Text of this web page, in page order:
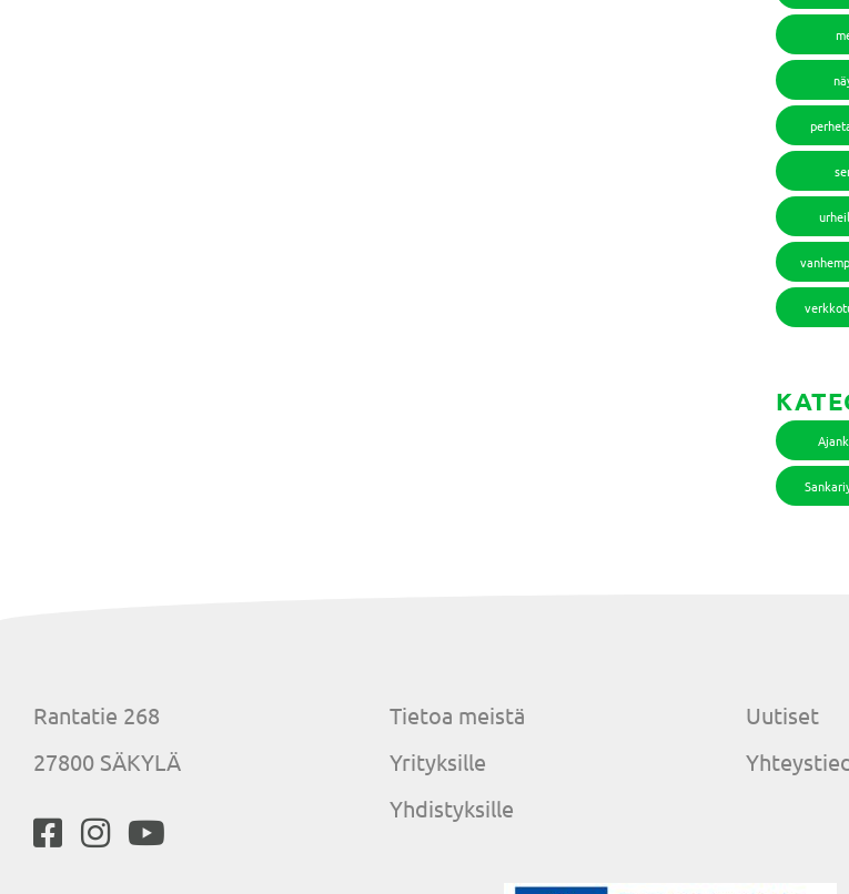
Rantatie 268
27800 SÄKYLÄ
Tietoa meistä
Yrityksille
Yhdistyksille
Uutiset